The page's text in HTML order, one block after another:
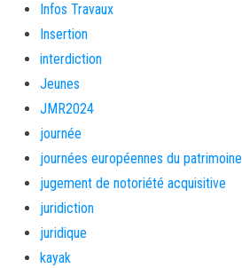
Infos Travaux
Insertion
interdiction
Jeunes
JMR2024
journée
journées européennes du patrimoine
jugement de notoriété acquisitive
juridiction
juridique
kayak